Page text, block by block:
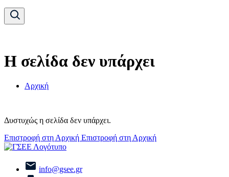
Η σελίδα δεν υπάρχει
Αρχική
Δυστυχώς η σελίδα δεν υπάρχει.
Επιστροφή στη Αρχική Επιστροφή στη Αρχική
info@gsee.gr